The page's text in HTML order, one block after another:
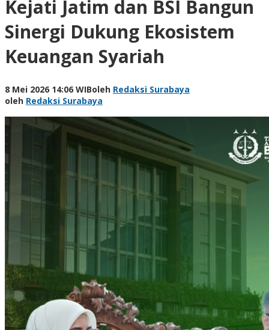
Kejati Jatim dan BSI Bangun
Sinergi Dukung Ekosistem
Keuangan Syariah
8 Mei 2026 14:06 WIBoleh Redaksi Surabaya
oleh Redaksi Surabaya